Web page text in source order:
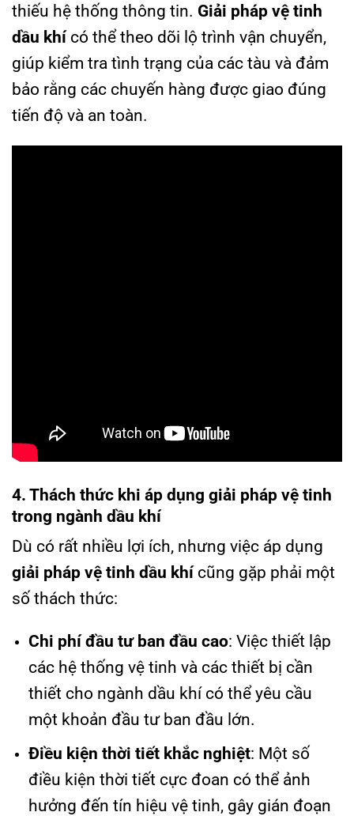
thiếu hệ thống thông tin. Giải pháp vệ tinh
dầu khícó thể theo dõi lộ trình vận chuyển,
giúp kiểm tra tình trạng của các tàu và đảm
bảo rằng các chuyến hàng được giao đúng
tiến độ và an toàn.
4. Thách thức khi áp dụng giải pháp vệ tinh
trong ngành dầu khí
Dù có rất nhiều lợi ích, nhưng việc áp dụng
giải pháp vệ tinh dầu khícũng gặp phải một
số thách thức:
Chi phí đầu tư ban đầu cao: Việc thiết lập
các hệ thống vệ tinh và các thiết bị cần
thiết cho ngành dầu khí có thể yêu cầu
một khoản đầu tư ban đầu lớn.
Điều kiện thời tiết khắc nghiệt: Một số
điều kiện thời tiết cực đoan có thể ảnh
hưởng đến tín hiệu vệ tinh, gây gián đoạn